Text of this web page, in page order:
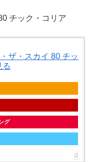
チック・コリア
ザ・スカイ 80 チッ
る
グ